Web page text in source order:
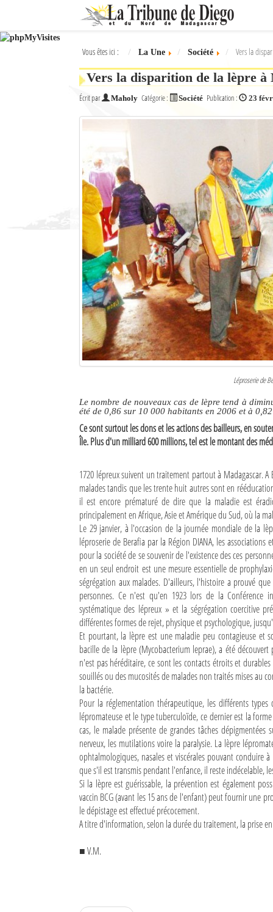
Ok
L'actualité à Diego Suarez
Le Nord de Madagascar
L'actualité du tourisme
Sites touristiques
Diego Suarez Pratique
Les Petites Annonces
La Tribune de Diego en PDF
Connexion
Vous êtes ici : La Une Société Vers la
Vers la disparition de la lèpre à
Écrit par Maholy Catégorie : Société Publication : 23
Léproserie de
Le nombre de nouveaux cas de lèpre tend à
été de 0,86 sur 10 000 habitants en 2006 et à
Ce sont surtout les dons et les actions des bailleurs, en
Île. Plus d'un milliard 600 millions, tel est le montant des
1720 lépreux suivent un traitement partout à Madagascar.
malades tandis que les trente huit autres sont en
il est encore prématuré de dire que la maladie est
principalement en Afrique, Asie et Amérique du Sud, où la
Le 29 janvier, à l'occasion de la journée mondiale de la
léproserie de Berafia par la Région DIANA, les
pour la société de se souvenir de l'existence des ces
en un seul endroit est une mesure essentielle de
ségrégation aux malades. D'ailleurs, l'histoire a prouvé
personnes. Ce n'est qu'en 1923 lors de la
systématique des lépreux » et la ségrégation coercitive
différentes formes de rejet, physique et psychologique,
Et pourtant, la lèpre est une maladie peu contagieuse et
bacille de la lèpre (Mycobacterium leprae), a été
n'est pas héréditaire, ce sont les contacts étroits et
souillés ou des mucosités de malades non traités mises au
la bactérie.
Pour la réglementation thérapeutique, les différents
lépromateuse et le type tuberculoïde, ce dernier est la
cas, le malade présente de grandes tâches
nerveux, les mutilations voire la paralysie. La lèpre
ophtalmologiques, nasales et viscérales pouvant
que s'il est transmis pendant l'enfance, il reste indécelable,
Si la lèpre est guérissable, la prévention est également
vaccin BCG (avant les 15 ans de l'enfant) peut fournir une
le dépistage est effectué précocement.
A titre d'information, selon la durée du traitement, la prise
■ V.M.